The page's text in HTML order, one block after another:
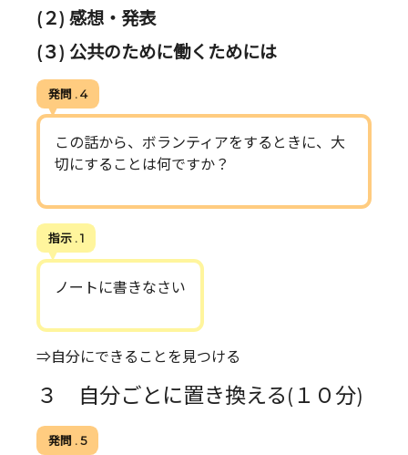
(２) 感想・発表
(３) 公共のために働くためには
発問 . 4
この話から、ボランティアをするときに、大
切にすることは何ですか？
指示 . 1
ノートに書きなさい
⇒自分にできることを見つける
３ 自分ごとに置き換える(１０分)
発問 . 5